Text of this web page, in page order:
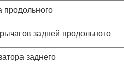
продольного
задней продольного
заднего